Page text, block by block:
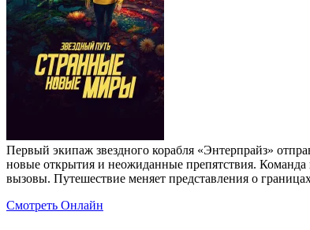
Первый экипаж звездного корабля «Энтерпрайз»
новые открытия и неожиданные препятствия.
вызовы. Путешествие меняет представления о
Смотреть Онлайн